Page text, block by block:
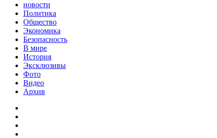
новости
Политика
Общество
Экономика
Безопасность
В мире
История
Эксклюзивы
Фото
Видео
Архив